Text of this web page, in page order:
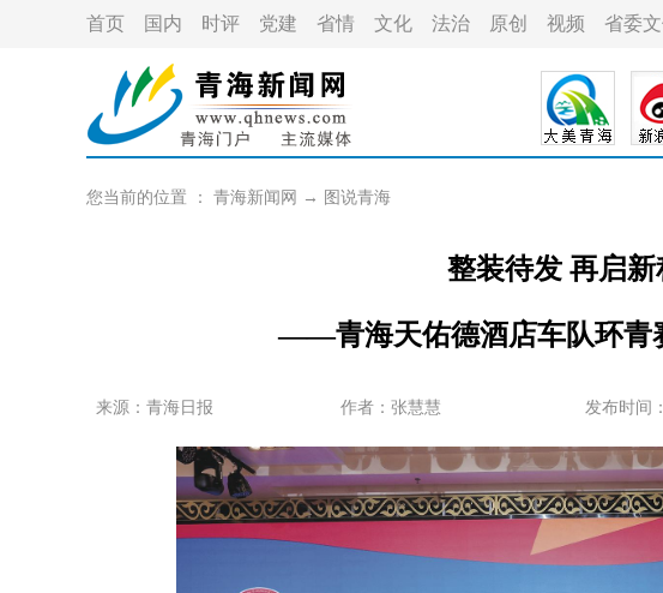
首页 国内 时评 党建 省情 文化 法治 原创 视频 省委
您当前的位置 ： 青海新闻网 → 图说青海
整装待发 再启新
——青海天佑德酒店车队环青
来源：青海日报 作者： 张慧慧 发布时间